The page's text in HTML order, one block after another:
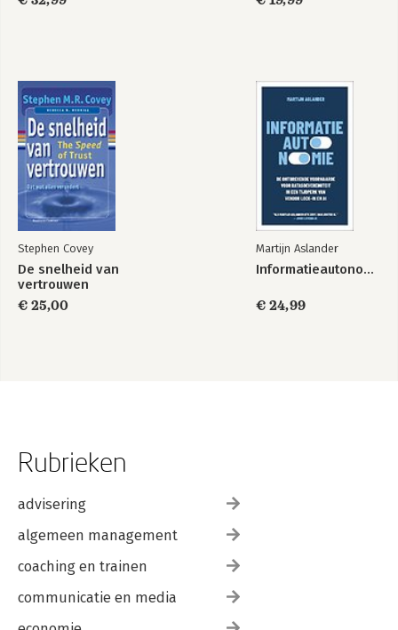
Stephen Covey
De snelheid van
vertrouwen
€ 25,00
Martijn Aslander
Informatieautonomie
€ 24,99
Rubrieken
advisering
algemeen management
coaching en trainen
communicatie en media